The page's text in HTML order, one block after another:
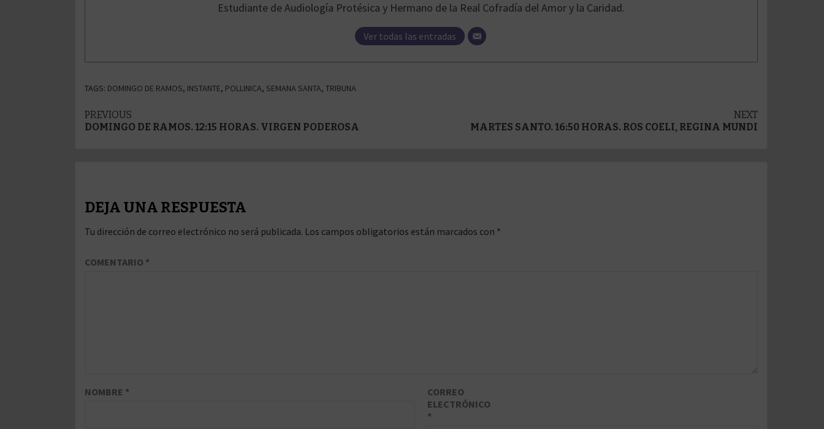
Estudiante de Audiología Protésica y Hermano de la Real Cofradía del Amor y la Caridad.
Ver todas las entradas
TAGS: DOMINGO DE RAMOS, INSTANTE, POLLINICA, SEMANA SANTA, TRIBUNA
Post
PREVIOUS
DOMINGO DE RAMOS. 12:15 HORAS. VIRGEN PODEROSA
NEXT
MARTES SANTO. 16:50 HORAS. ROS COELI, REGINA MUNDI
DEJA UNA RESPUESTA
Tu dirección de correo electrónico no será publicada. Los campos obligatorios están marcados con *
COMENTARIO *
NOMBRE *
CORREO
ELECTRÓNICO
*